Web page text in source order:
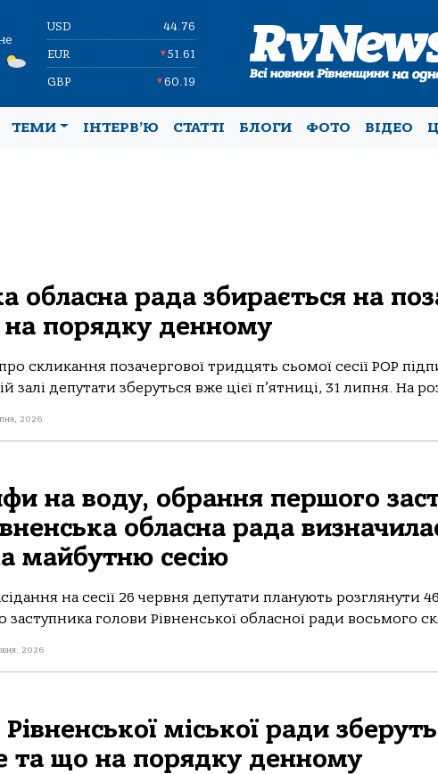
USD 44.76
EUR ▼51.61
GBP ▼60.19
ТЕМИ ІНТЕРВ’Ю СТАТТІ БЛОГИ ФОТО ВІДЕО
обласна рада збирається на
на порядку денному
скликання позачергової тридцять сьомої сесії РОР
залі депутати зберуться вже цієї п’ятниці, 31 липня. На
2026
на воду, обрання першого
обласна рада
майбутню сесію
на сесії 26 червня депутати планують розглянути
голови Рівненської обласної ради восьмого
2026
міської ради
та що на порядку денному